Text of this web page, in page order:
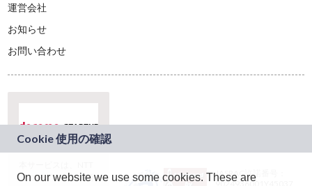
運営会社
お知らせ
お問い合わせ
ドコモグループの新
JASRAC許諾番号：
9024936001Y45037
On our website we use some cookies. These are